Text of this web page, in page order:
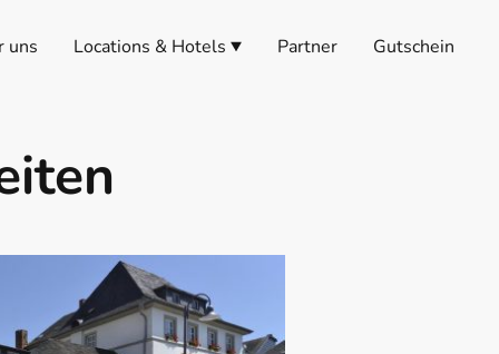
uns Locations & Hotels Partner Gutschein